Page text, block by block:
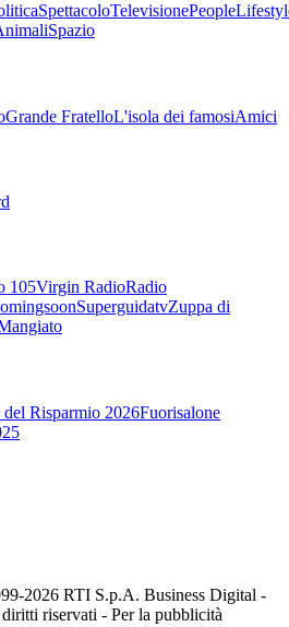
SpettacoloTelevisionePeople
Spazio
Grande FratelloL'isola dei famosiAmici
105Virgin RadioRadio
SuperguidatvZuppa di
del Risparmio 2026Fuorisalone
2026 RTI S.p.A. Business Digital -
riservati - Per la pubblicità